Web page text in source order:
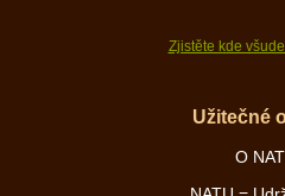
Zjistěte kde
Užitečné
O